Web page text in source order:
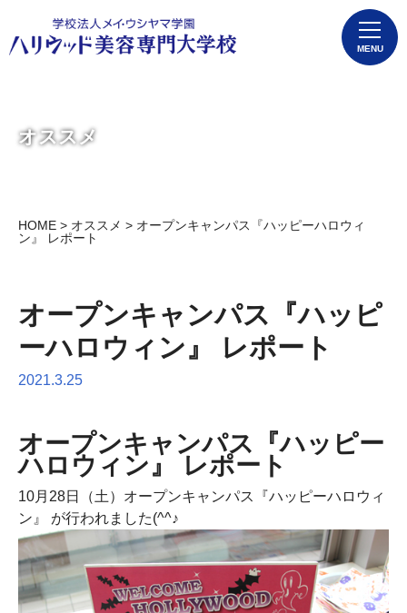
MENU
オススメ
HOME > オススメ > オープンキャンパス『ハッピーハロウィ
ン』 レポート
オープンキャンパス『ハッピ
ーハロウィン』 レポート
2021.3.25
オープンキャンパス『ハッピー
ハロウィン』 レポート
10月28日（土）オープンキャンパス『ハッピーハロウィ
ン』 が行われました(^^♪